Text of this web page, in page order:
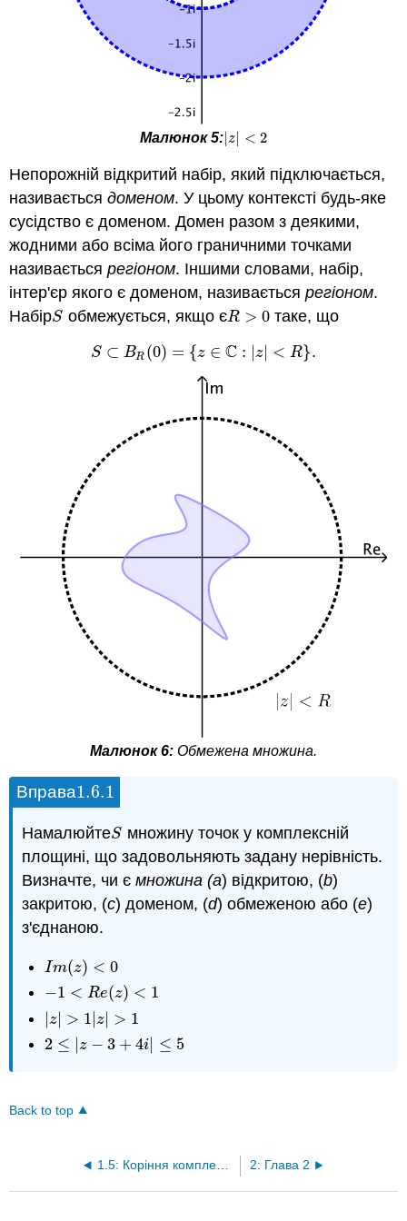
Малюнок 5:|z| < 2
| z| <2
Непорожній відкритий набір, який підключається,
називаєтьсядоменом. У цьому контексті будь-яке
сусідство є доменом. Домен разом з деякими,
жодними або всіма його граничними точками
називаєтьсярегіоном. Іншими словами, набір,
інтер'єр якого є доменом, називаєтьсярегіоном.
НабірS
S обмежується, якщо єR > 0
R>0 таке, що
S ⊂ BR (0) = {z ∈ C : |z < R}
S⊂BR(0)= {z∈C :|z |< R } .
Малюнок 6: Обмежена множина.
Вправа1.6.1
1.6.1
НамалюйтеS
S множину точок у комплексній
площині, що задовольняють задану нерівність.
Визначте, чи ємножина (a) відкритою, (b)
закритою, (c) доменом, (d) обмеженою або (e)
з'єднаною.
Im(z) < 0
Im(z)< 0
−1 < Re(z) < 1
−1<R e(z)<1
|z| > 1|z| > 1
|z >1 |z |> 1
2 ≤ |z − 3 + 4i ≤ 5
2 ≤|z −3+ 4i |≤ 5
Back to top
2: Глава 2